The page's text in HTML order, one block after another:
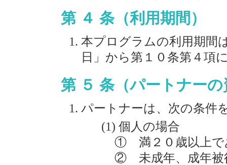
第 ４ 条（利用期間）
本プログラムの利用期間
日」から第１０条第４項
第 ５ 条（パートナーの
パートナーは、次の条件
個人の場合
① 満２０歳以上で
② 未成年、成年被